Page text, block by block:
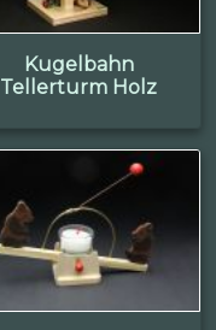
Kugelbahn
Tellerturm Holz